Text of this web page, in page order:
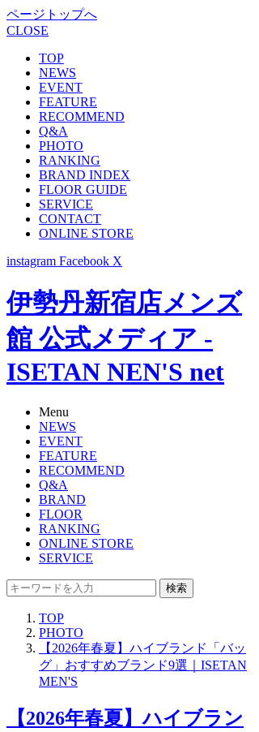
ページトップへ
CLOSE
TOP
NEWS
EVENT
FEATURE
RECOMMEND
Q&A
PHOTO
RANKING
BRAND INDEX
FLOOR GUIDE
SERVICE
CONTACT
ONLINE STORE
instagram Facebook X
伊勢丹新宿店メンズ
館 公式メディア -
ISETAN NEN'S net
Menu
NEWS
EVENT
FEATURE
RECOMMEND
Q&A
BRAND
FLOOR
RANKING
ONLINE STORE
SERVICE
検索
TOP
PHOTO
【2026年春夏】ハイブランド「バッ
グ」おすすめブランド9選｜ISETAN
MEN'S
【2026年春夏】ハイブラン